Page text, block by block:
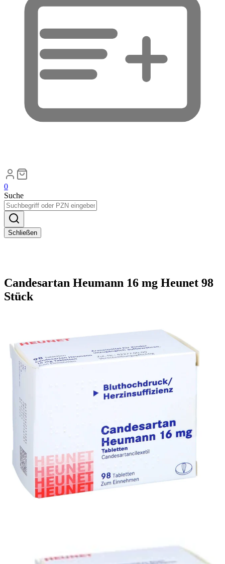
0
Suche
Schließen
Candesartan Heumann 16 mg Heunet 98
Stück